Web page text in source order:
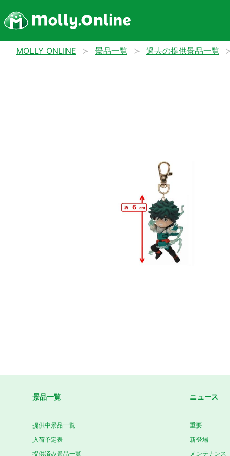
MOLLY ONLINE 景品一覧 過去の提供景品一覧
景品一覧
提供中景品一覧
入荷予定表
提供済み景品一覧
ニュース
重要
新登場
メンテナンス